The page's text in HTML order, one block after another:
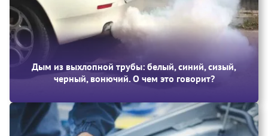
Дым из выхлопной трубы: белый, синий, сизый,
черный, вонючий. О чем это говорит?